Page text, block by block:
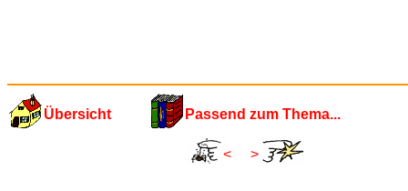
Übersicht Passend zum Thema...
< >